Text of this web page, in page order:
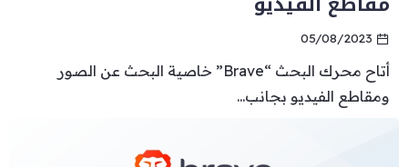
05/08/2023
أتاح محرك البحث “Brave” خاصية البحث عن الصور
ومقاطع الفيديو بجانب...